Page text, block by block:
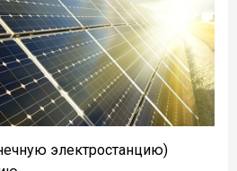
электростанцию)